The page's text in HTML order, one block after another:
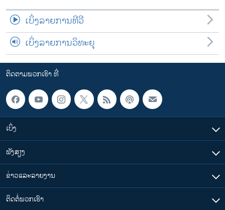
ເບິ່ງລາຍການທີວີ
ເບິ່ງລາຍການວິທະຍຸ
ຕິດຕາມພວກເຮົາ ທີ່
ເບິ່ງ
ຟັງສຽງ
ຂ່າວແລະລາຍງານ
ຕິດຕໍ່ພວກເຮົາ